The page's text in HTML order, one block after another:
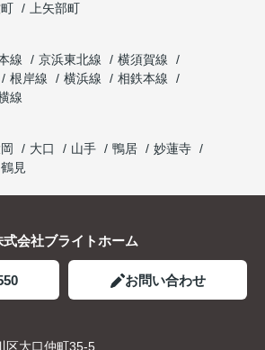
上矢部町
線 京浜東北線
横須賀線
根岸線 横浜線
相鉄本線
線
大口 山手 鴨居
妙蓮寺
鶴見
式会社ブライトホーム
お問い合わせ
区大口仲町35-5